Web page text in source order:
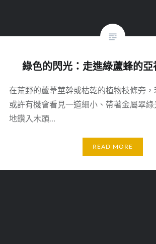
綠色的閃光：走進綠蘆蜂的
在荒野的蘆葦莖幹或枯乾的植物枝條旁，
或許有機會看見一道細小、帶著金屬翠
地鑽入木頭…
READ MORE